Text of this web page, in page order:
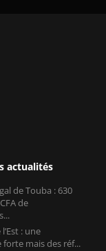
actualités
de Touba : 630
de
: une
forte mais des réf...